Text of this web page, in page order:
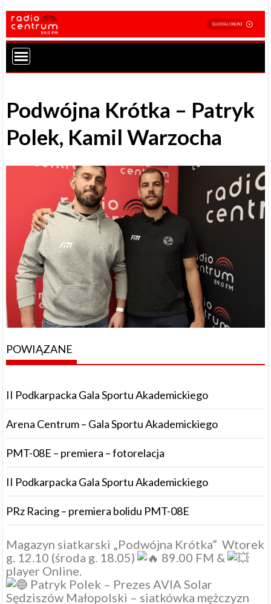
Podwójna Krótka – Patryk
Polek, Kamil Warzocha
POWIĄZANE
II Podkarpacka Gala Sportu Akademickiego
Arena Centrum – Gala Sportu Akademickiego
PMT-08E – premiera – fotorelacja
II Podkarpacka Gala Sportu Akademickiego
PRz Racing – premiera bolidu PMT-08E
Magazyn siatkarski „Podwójna Krótka” Wtorek
g. 12.10 (środa g. 18.05)
89.00 FM &
player Online.
Patryk Polek – PrezesAVIA Solar
Sędziszów Małopolski – siatkówka mężczyzn